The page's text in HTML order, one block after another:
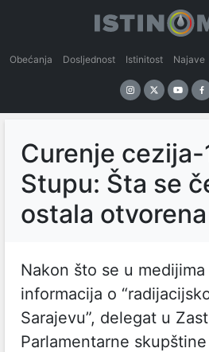
Obećanja Dosljednost Istinitost Najave
Curenje cezija-
Stupu: Šta se
ostala
Nakon što se u medijima
informacija o
Sarajevu”, delegat u
Parlamentarne